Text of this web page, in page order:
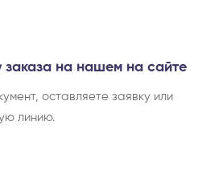
заказа на нашем на сайте
оставляете заявку или
линию.